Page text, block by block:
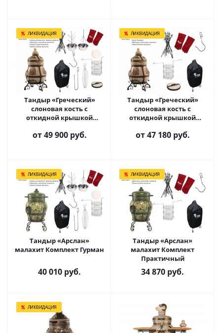
ЛИКВИДАЦИЯ
Тандыр «Греческий»
слоновая кость с
откидной крышкой
от49 900 руб.
ЛИКВИДАЦИЯ
Тандыр «Греческий»
слоновая кость с
откидной крышкой
от47 180 руб.
ЛИКВИДАЦИЯ
Тандыр «Арслан»
малахит Комплект Гурман
40 010 руб.
ЛИКВИДАЦИЯ
Тандыр «Арслан»
малахит Комплект
Практичный
34 870 руб.
ЛИКВИДАЦИЯ